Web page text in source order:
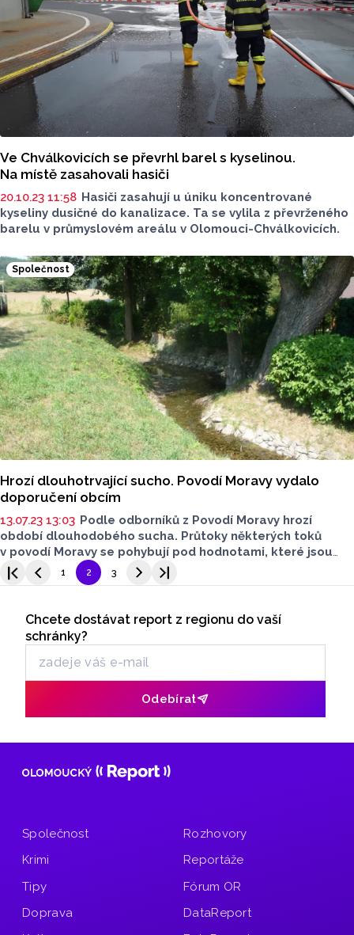
Ve Chválkovicích se převrhl barel s kyselinou.
Na místě zasahovali hasiči
20.10.23 11:58 Hasiči zasahují u úniku koncentrované
kyseliny dusičné do kanalizace. Ta se vylila z převrženého
barelu v průmyslovém areálu v Olomouci-Chválkovicích.
Společnost
Hrozí dlouhotrvající sucho. Povodí Moravy vydalo
doporučení obcím
13.07.23 13:03 Podle odborníků z Povodí Moravy hrozí
období dlouhodobého sucha. Průtoky některých toků
v povodí Moravy se pohybují pod hodnotami, které jsou
pro červenec běžné. Povodí Moravy proto vydalo
doporučení pro vodoprávní úřady a obce.
1 2 3
Odběr newsletteru
Chcete dostávat report z regionu do vaší
schránky?
Odebírat
Společnost
Krimi
Tipy
Doprava
Rozhovory
Reportáže
Fórum OR
DataReport